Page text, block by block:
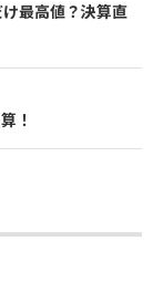
最高値？決算直
！